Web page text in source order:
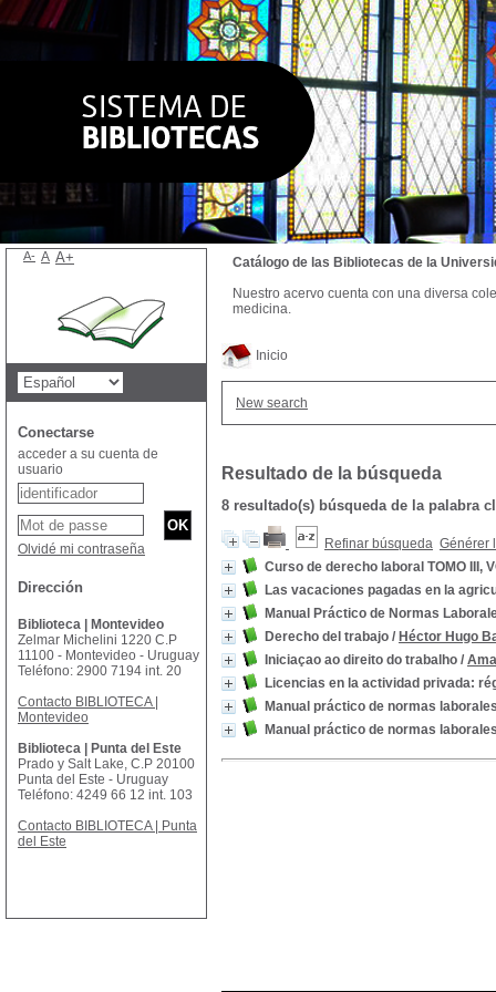
Inicio
New search
Resultado de la búsqueda
8 resultado(s) búsqueda de la palabra
Refinar búsqueda Générer
Curso de derecho laboral TOMO III,
Las vacaciones pagadas en la
Manual Práctico de Normas
Derecho del trabajo / Héctor Hugo
Iniciaçao ao direito do trabalho /
Licencias en la actividad privada:
Manual práctico de normas
Manual práctico de normas
Catálogo de las Bibliotecas de la
Nuestro acervo cuenta con una diversa
medicina.
A- A A+
Conectarse
acceder a su cuenta de
usuario
Olvidé mi contraseña
Dirección
Biblioteca | Montevideo
Zelmar Michelini 1220 C.P
11100 - Montevideo - Uruguay
Teléfono: 2900 7194 int. 20
Contacto BIBLIOTECA |
Montevideo
Biblioteca | Punta del Este
Prado y Salt Lake, C.P 20100
Punta del Este - Uruguay
Teléfono: 4249 66 12 int. 103
Contacto BIBLIOTECA | Punta
del Este